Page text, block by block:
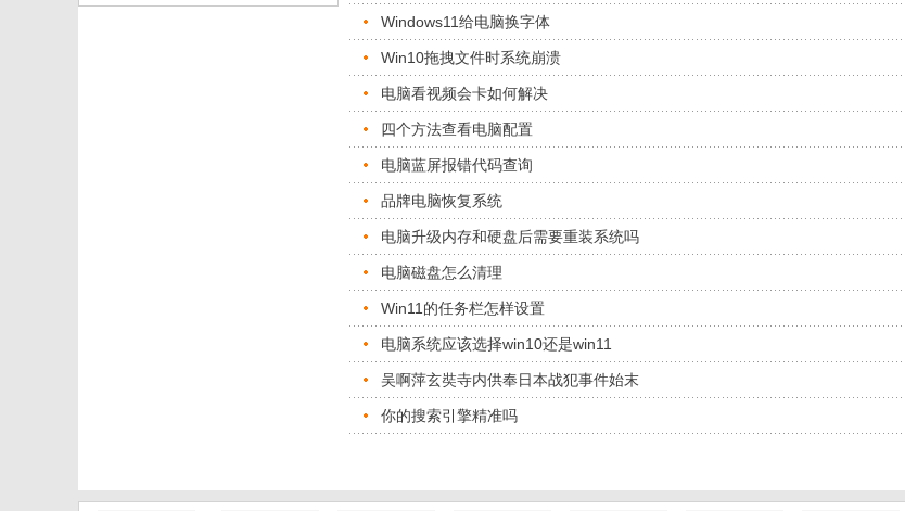
Windows11给电脑换字体
Win10拖拽文件时系统崩溃
电脑看视频会卡如何解决
四个方法查看电脑配置
电脑蓝屏报错代码查询
品牌电脑恢复系统
电脑升级内存和硬盘后需要重装系统吗
电脑磁盘怎么清理
Win11的任务栏怎样设置
电脑系统应该选择win10还是win11
吴啊萍玄奘寺内供奉日本战犯事件始末
你的搜索引擎精准吗